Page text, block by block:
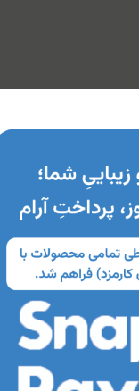
استفاده کرد.
من آلفا ویتامینز